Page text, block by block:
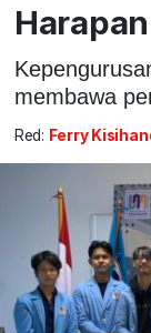
membawa
Red: Ferry